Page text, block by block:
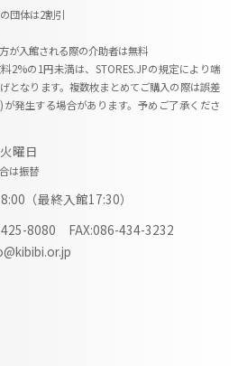
団体は2割引
が入館される際の介助者は無料
2%の1円未満は、STORES.JPの規定により端
となります。複数枚まとめてご購入の際は誤差
が発生する場合があります。予めご了承くださ
曜日
は振替
（最終入館17:30）
425-8080 FAX:086-434-3232